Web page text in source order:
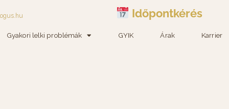
Időpontkérés
Gyakori lelki problémák GYIK Árak Karrier